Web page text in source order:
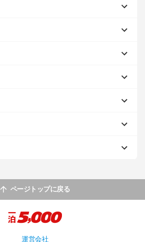
ページトップに戻る
運営会社